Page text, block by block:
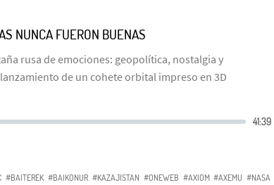
NUNCA FUERON BUENAS
rusa de emociones: geopolítica, nostalgia y
de un cohete orbital impreso en 3D
#BAITEREK #BAIKONUR #KAZAJISTAN #ONEWEB #AXIOM #AXEMU #NASA